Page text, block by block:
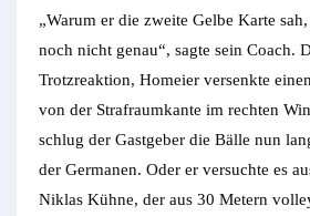
„Warum er die zweite Gelbe Karte
noch nicht genau“, sagte sein Coach.
Trotzreaktion, Homeier versenkte
von der Strafraumkante im rechten
schlug der Gastgeber die Bälle nun
der Germanen. Oder er versuchte es
Niklas Kühne, der aus 30 Metern